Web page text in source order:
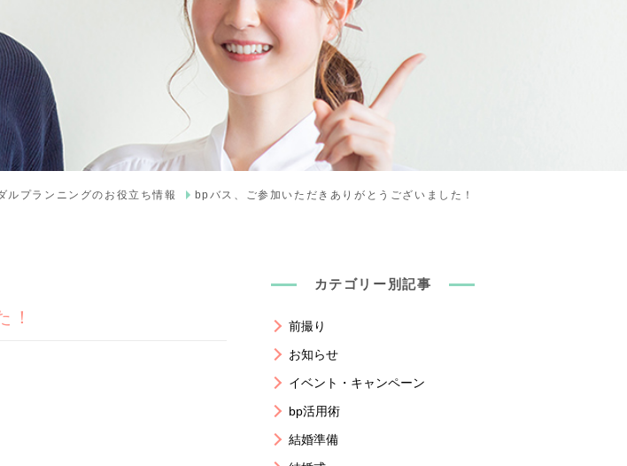
ルプランニングのお役立ち情報 bpバス、ご参加いただきありがとうございました！
！
カテゴリー別記事
前撮り
お知らせ
イベント・キャンペーン
bp活用術
結婚準備